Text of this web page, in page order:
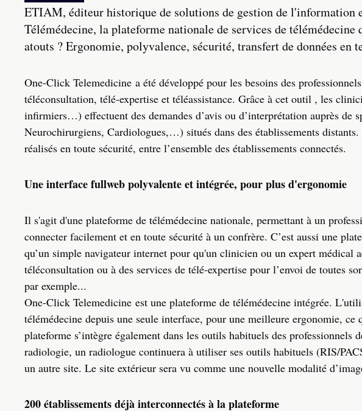
ETIAM, éditeur historique de solutions de gestion de
Télémédecine, la plateforme nationale de services de
atouts ? Ergonomie, polyvalence, sécurité, transfert de données en
One-Click Telemedicine a été développé pour les besoins des
téléconsultation, télé-expertise et téléassistance. Grâce à cet outil , les
infirmiers…) effectuent des demandes d’avis ou d’interprétation auprès de
Neurochirurgiens, Cardiologues,…) situés dans des établissements
réalisés en toute sécurité, entre l’ensemble des établissements connectés.
Une interface fullweb polyvalente et intégrée, pour plus d'ergonomie
Il s'agit d'une plateforme de télémédecine nationale, permettant à un
connecter facilement et en toute sécurité à un confrère. C’est aussi une
qu’un simple navigateur internet pour qu'un clinicien ou un expert médical
téléconsultation ou à des services de télé-expertise pour l’envoi de toutes
par exemple...
One-Click Telemedicine est une plateforme de télémédecine intégrée.
télémédecine depuis une seule interface, pour une meilleure ergonomie,
plateforme s’intègre également dans les outils habituels des professionnels
radiologie, un radiologue continuera à utiliser ses outils habituels (RIS/
un autre site. Le site extérieur sera vu comme une nouvelle modalité
200 établissements déjà interconnectés à la plateforme